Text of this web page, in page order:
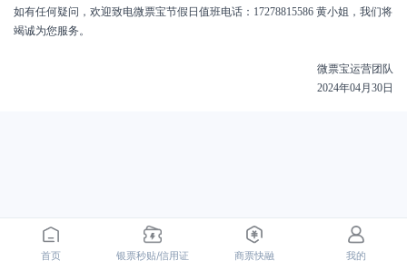
如有任何疑问，欢迎致电微票宝节假日值班电话：17278815586 黄小姐，我们将
竭诚为您服务。
微票宝运营团队
2024年04月30日
首页 银票秒贴/信用证 商票快融 我的